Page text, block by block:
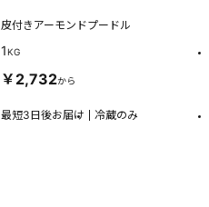
皮付きアーモンドプードル
1KG
￥2,732から
最短3日後お届け 冷蔵のみ